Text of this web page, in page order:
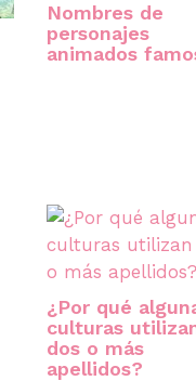
Nombres de
personajes
animados
¿Por qué
culturas
dos o más
apellidos?